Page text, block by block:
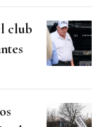
club